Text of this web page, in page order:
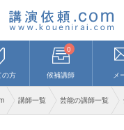
の方
0
候補講師 メ
講師一覧 芸能の講師一覧